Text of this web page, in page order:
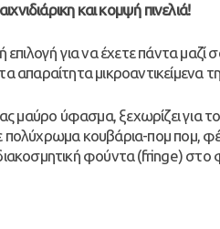
και κομψή πινελιά!
για να έχετε πάντα μαζί
απαραίτητα μικροαντικείμενα
ύφασμα, ξεχωρίζει για το
πολύχρωμα κουβάρια-πομ πομ,
φούντα (fringe) στο